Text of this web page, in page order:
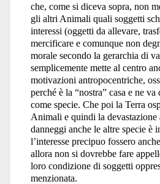
che, come si diceva sopra, non
gli altri Animali quali soggetti
interessi (oggetti da allevare,
mercificare e comunque non
morale secondo la gerarchia di
semplicemente mette al centro
motivazioni antropocentriche,
perché è la “nostra” casa e ne
come specie. Che poi la Terra
Animali e quindi la devastazione
danneggi anche le altre specie è
l’interesse precipuo fossero
allora non si dovrebbe fare
loro condizione di soggetti
menzionata.